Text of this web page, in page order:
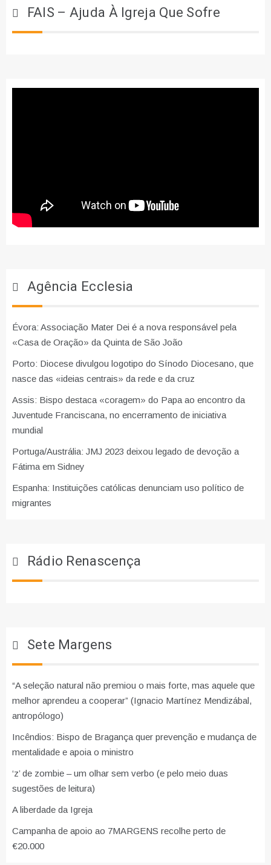
FAIS – Ajuda À Igreja Que Sofre
Agência Ecclesia
Évora: Associação Mater Dei é a nova responsável pela
«Casa de Oração» da Quinta de São João
Porto: Diocese divulgou logotipo do Sínodo Diocesano, que
nasce das «ideias centrais» da rede e da cruz
Assis: Bispo destaca «coragem» do Papa ao encontro da
Juventude Franciscana, no encerramento de iniciativa
mundial
Portuga/Austrália: JMJ 2023 deixou legado de devoção a
Fátima em Sidney
Espanha: Instituições católicas denunciam uso político de
migrantes
Rádio Renascença
Sete Margens
“A seleção natural não premiou o mais forte, mas aquele que
melhor aprendeu a cooperar” (Ignacio Martínez Mendizábal,
antropólogo)
Incêndios: Bispo de Bragança quer prevenção e mudança de
mentalidade e apoia o ministro
‘z’ de zombie – um olhar sem verbo (e pelo meio duas
sugestões de leitura)
A liberdade da Igreja
Campanha de apoio ao 7MARGENS recolhe perto de
€20.000